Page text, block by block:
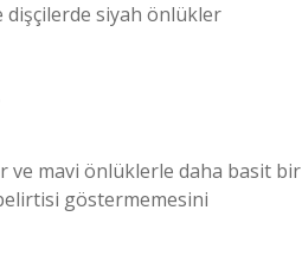
dişçilerde siyah önlükler
ve mavi önlüklerle daha basit bir
göstermemesini